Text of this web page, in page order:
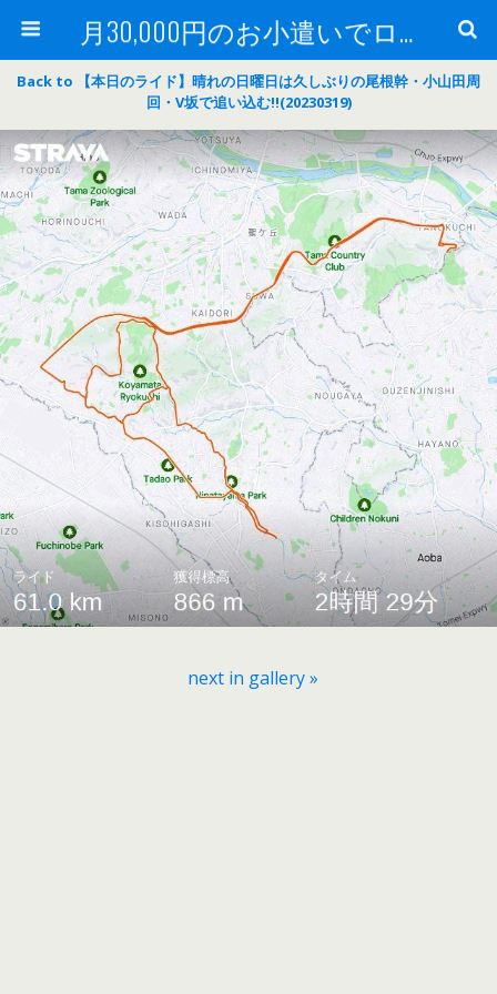
月30,000円のお小遣いでロードバイク
Back to 【本日のライド】晴れの日曜日は久しぶりの尾根幹・小山田周
回・V坂で追い込む‼(20230319)
next in gallery »